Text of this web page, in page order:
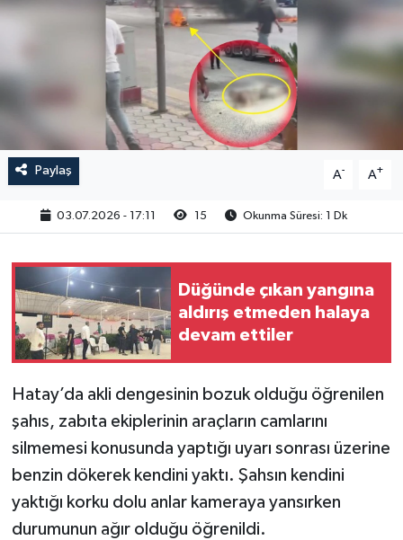
Paylaş A- A+
03.07.2026 - 17:11 15 Okunma Süresi: 1 Dk
Düğünde çıkan yangına
aldırış etmeden halaya
devam ettiler
Hatay’da akli dengesinin bozuk olduğu öğrenilen
şahıs, zabıta ekiplerinin araçların camlarını
silmemesi konusunda yaptığı uyarı sonrası üzerine
benzin dökerek kendini yaktı. Şahsın kendini
yaktığı korku dolu anlar kameraya yansırken
durumunun ağır olduğu öğrenildi.